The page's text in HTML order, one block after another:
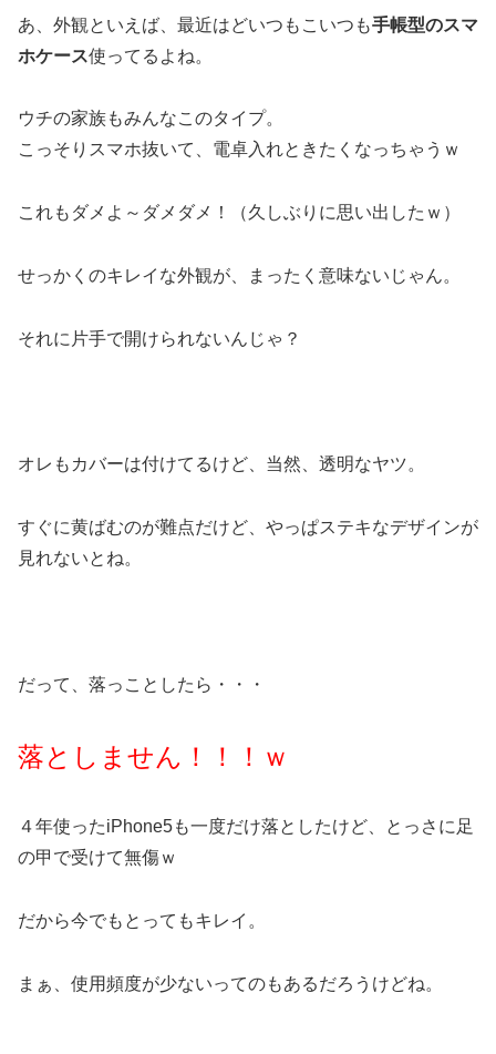
あ、外観といえば、最近はどいつもこいつも手帳型のスマ
ホケース使ってるよね。
ウチの家族もみんなこのタイプ。
こっそりスマホ抜いて、電卓入れときたくなっちゃうｗ
これもダメよ～ダメダメ！（久しぶりに思い出したｗ）
せっかくのキレイな外観が、まったく意味ないじゃん。
それに片手で開けられないんじゃ？
オレもカバーは付けてるけど、当然、透明なヤツ。
すぐに黄ばむのが難点だけど、やっぱステキなデザインが
見れないとね。
だって、落っことしたら・・・
落としません！！！ｗ
４年使ったiPhone5も一度だけ落としたけど、とっさに足
の甲で受けて無傷ｗ
だから今でもとってもキレイ。
まぁ、使用頻度が少ないってのもあるだろうけどね。